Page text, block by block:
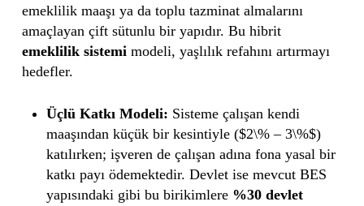
emeklilik maaşı ya da toplu tazminat almalarını
amaçlayan çift sütunlu bir yapıdır. Bu hibrit
emeklilik sistemimodeli, yaşlılık refahını artırmayı
hedefler.
Üçlü Katkı Modeli: Sisteme çalışan kendi
maaşından küçük bir kesintiyle ($2\% – 3\%$)
katılırken; işveren de çalışan adına fona yasal bir
katkı payı ödemektedir. Devlet ise mevcut BES
yapısındaki gibi bu birikimlere %30 devlet